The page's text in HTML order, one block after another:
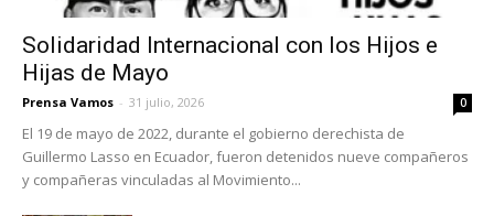
Solidaridad Internacional con los Hijos e
Hijas de Mayo
Prensa Vamos - 31 julio, 2026 0
El 19 de mayo de 2022, durante el gobierno derechista de
Guillermo Lasso en Ecuador, fueron detenidos nueve compañeros
y compañeras vinculadas al Movimiento...